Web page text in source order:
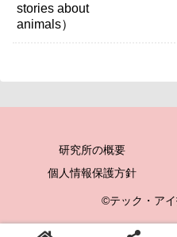
研究所の概要
個人情報保護方針
©テック・ア